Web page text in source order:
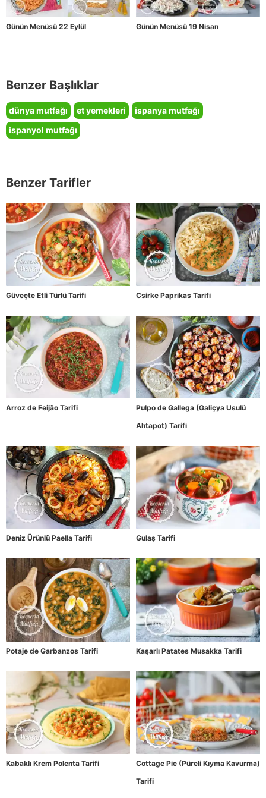
Günün Menüsü 22 Eylül Günün Menüsü 19 Nisan
Benzer Başlıklar
dünya mutfağı et yemekleri
ispanya mutfağı
ispanyol mutfağı
Benzer Tarifler
Güveçte Etli Türlü Tarifi Csirke Paprikas Tarifi
Arroz de Feijão Tarifi
Pulpo de Gallega (Galiçya Usulü
Ahtapot) Tarifi
Deniz Ürünlü Paella Tarifi Gulaş Tarifi
Potaje de Garbanzos Tarifi Kaşarlı Patates Musakka Tarifi
Kabaklı Krem Polenta Tarifi
Cottage Pie (Püreli Kıyma Kavurma)
Tarifi